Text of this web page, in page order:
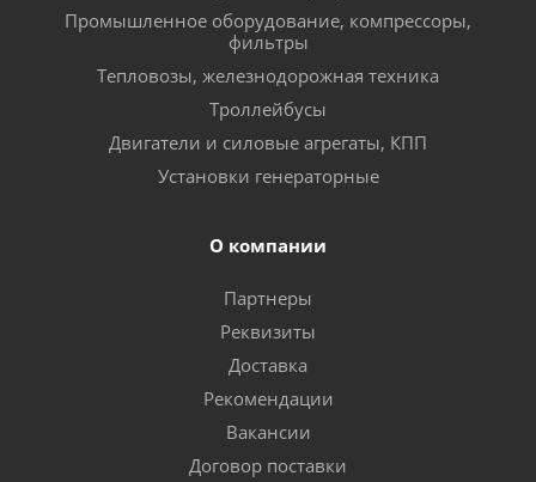
Промышленное оборудование, компрессоры,
фильтры
Тепловозы, железнодорожная техника
Троллейбусы
Двигатели и силовые агрегаты, КПП
Установки генераторные
О компании
Партнеры
Реквизиты
Доставка
Рекомендации
Вакансии
Договор поставки